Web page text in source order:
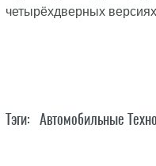
четырёхдверных
Тэги: Автомобильные